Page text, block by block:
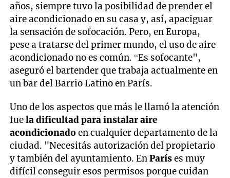
años, siempre tuvo la posibilidad de prender el
aire acondicionado en su casa y, así, apaciguar
la sensación de sofocación. Pero, en Europa,
pese a tratarse del primer mundo, el uso de aire
acondicionado no es común. “Es sofocante",
aseguró el bartender que trabaja actualmente en
un bar del Barrio Latino en París.
Uno de los aspectos que más le llamó la atención
fuela dificultad para instalar aire
acondicionadoen cualquier departamento de la
ciudad. "Necesitás autorización del propietario
y también del ayuntamiento. EnParíses muy
difícil conseguir esos permisos porque cuidan